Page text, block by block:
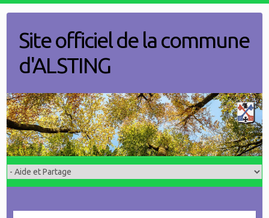
contentSite officiel de la commune
d'ALSTING